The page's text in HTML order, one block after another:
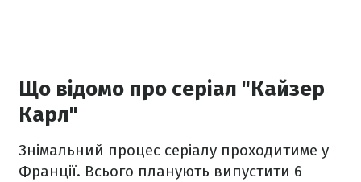
Що відомо про серіал "Кайзер
Карл"
Знімальний процес серіалу проходитиме у
Франції. Всього планують випустити 6